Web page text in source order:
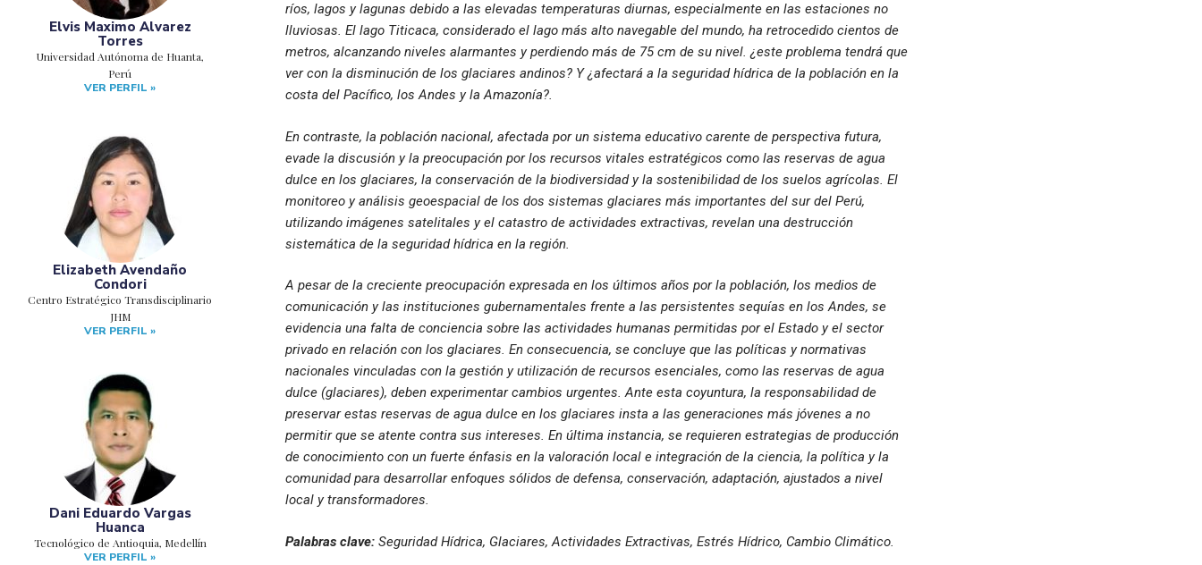
Elvis Maximo Alvarez
Torres
Universidad Autónoma de Huanta,
Perú
VER PERFIL »
Elizabeth Avendaño
Condori
Centro Estratégico Transdisciplinario
JHM
VER PERFIL »
Dani Eduardo Vargas
Huanca
Tecnológico de Antioquia, Medellín
VER PERFIL »
ríos, lagos y lagunas debido a las elevadas temperaturas diurnas, especialmente en las estaciones no
lluviosas. El lago Titicaca, considerado el lago más alto navegable del mundo, ha retrocedido cientos de
metros, alcanzando niveles alarmantes y perdiendo más de 75 cm de su nivel. ¿este problema tendrá que
ver con la disminución de los glaciares andinos? Y ¿afectará a la seguridad hídrica de la población en la
costa del Pacífico, los Andes y la Amazonía?.
En contraste, la población nacional, afectada por un sistema educativo carente de perspectiva futura,
evade la discusión y la preocupación por los recursos vitales estratégicos como las reservas de agua
dulce en los glaciares, la conservación de la biodiversidad y la sostenibilidad de los suelos agrícolas. El
monitoreo y análisis geoespacial de los dos sistemas glaciares más importantes del sur del Perú,
utilizando imágenes satelitales y el catastro de actividades extractivas, revelan una destrucción
sistemática de la seguridad hídrica en la región.
A pesar de la creciente preocupación expresada en los últimos años por la población, los medios de
comunicación y las instituciones gubernamentales frente a las persistentes sequías en los Andes, se
evidencia una falta de conciencia sobre las actividades humanas permitidas por el Estado y el sector
privado en relación con los glaciares. En consecuencia, se concluye que las políticas y normativas
nacionales vinculadas con la gestión y utilización de recursos esenciales, como las reservas de agua
dulce (glaciares), deben experimentar cambios urgentes. Ante esta coyuntura, la responsabilidad de
preservar estas reservas de agua dulce en los glaciares insta a las generaciones más jóvenes a no
permitir que se atente contra sus intereses. En última instancia, se requieren estrategias de producción
de conocimiento con un fuerte énfasis en la valoración local e integración de la ciencia, la política y la
comunidad para desarrollar enfoques sólidos de defensa, conservación, adaptación, ajustados a nivel
local y transformadores.
Palabras clave: Seguridad Hídrica, Glaciares, Actividades Extractivas, Estrés Hídrico, Cambio Climático.